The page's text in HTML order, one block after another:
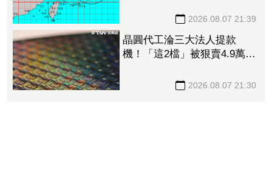
2026.08.07 21:39
晶圓代工淪三大法人提款
機！「這2檔」被狠賣4.9萬
2026.08.07 21:30